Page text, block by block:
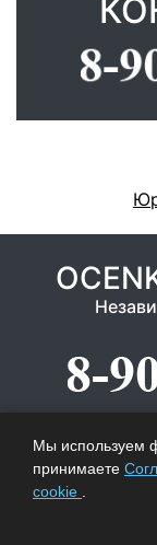
Москва, с/к
8-
Мы используем
принимаете
cookie